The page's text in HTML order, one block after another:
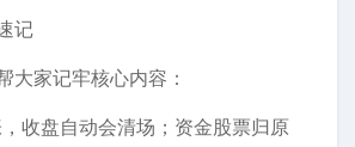
记
大家记牢核心内容：
收盘自动会清场；资金股票归原